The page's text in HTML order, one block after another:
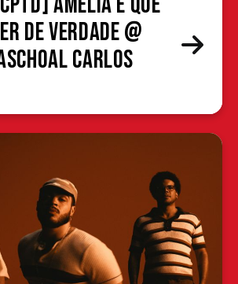
de verdade @
Carlos